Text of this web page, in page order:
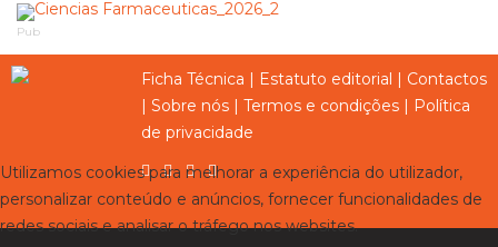
Pub
Ficha Técnica | Estatuto editorial | Contactos
| Sobre nós | Termos e condições | Política
de privacidade
Utilizamos cookies para melhorar a experiência do utilizador,
personalizar conteúdo e anúncios, fornecer funcionalidades de
redes sociais e analisar o tráfego nos websites.